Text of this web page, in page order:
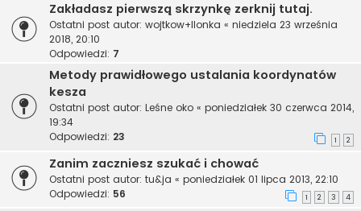
Zakładasz pierwszą skrzynkę zerknij tutaj.
Ostatni post autor: wojtkow+Ilonka « niedziela 23 września
2018, 20:10
Odpowiedzi: 7
Metody prawidłowego ustalania koordynatów
kesza
Ostatni post autor: Leśne oko « poniedziałek 30 czerwca 2014,
19:34
Odpowiedzi: 23 1 2
Zanim zaczniesz szukać i chować
Ostatni post autor: tu&ja « poniedziałek 01 lipca 2013, 22:10
Odpowiedzi: 56 1 2 3 4